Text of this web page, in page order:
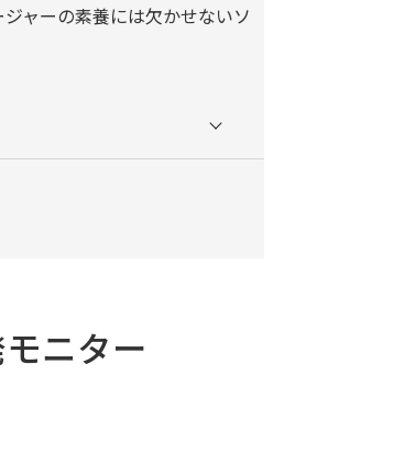
ャーの素養には欠かせないソ
ニター